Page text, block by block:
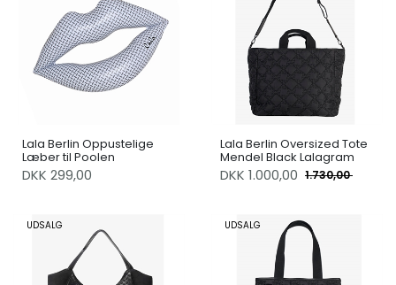
Lala Berlin Oppustelige
Læber til Poolen
DKK 299,00
Lala Berlin Oversized Tote
Mendel Black Lalagram
DKK 1.000,00 1.730,00
UDSALG UDSALG